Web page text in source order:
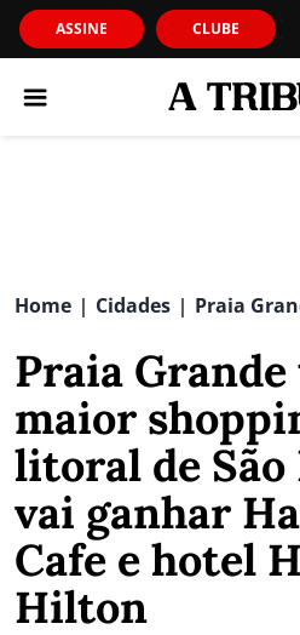
ASSINE CLUBE
Home | Cidades | Praia
Praia
maior
litoral de São
vai ganhar
Cafe e hotel
Hilton